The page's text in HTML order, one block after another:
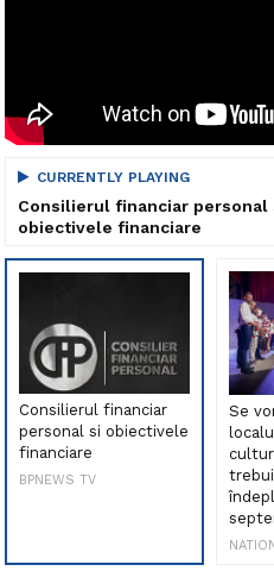
CURRENTLY PLAYING
Consilierul financiar personal
obiectivele financiare
Consilierul financiar
personal si obiectivele
financiare
BPNEWS TV
Se